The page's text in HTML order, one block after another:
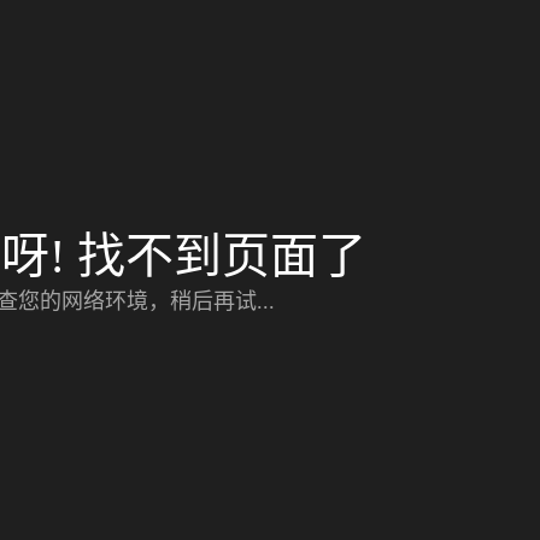
! 找不到页面了
您的网络环境，稍后再试...